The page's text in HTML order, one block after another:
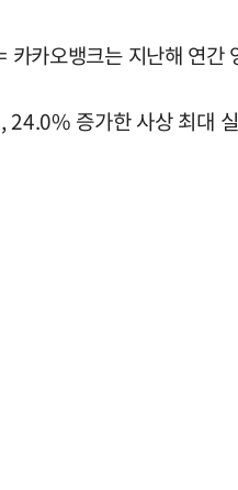
카카오뱅크는 지난해 연
증가한 사상 최대